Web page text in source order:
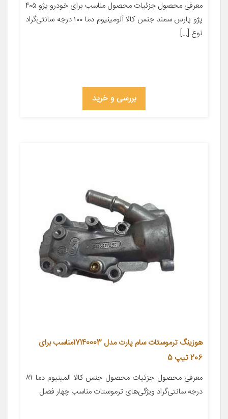
معرفی محصول جزئیات محصول مناسب برای خودرو پژو ۴۰۵
پژو پارس سمند جنس کالا آلومینیوم دما ۱۰۰ درجه سانتی‌گراد
نوع […]
بررسی و خرید
هوزینگ ترموستات سام پارت مدل 17140003مناسب برای
206 تیپ 5
معرفی محصول جزئیات محصول جنس کالا المینیوم دما ۸۹
درجه سانتی‌گراد ویژگی‌های ترموستات مناسب چهار فصل